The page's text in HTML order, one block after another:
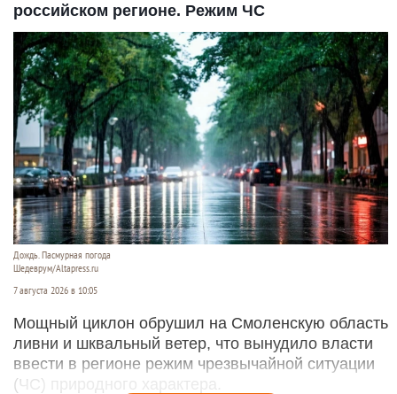
российском регионе. Режим ЧС
Дождь. Пасмурная погода
Шедеврум/Altapress.ru
7 августа 2026 в 10:05
Мощный циклон обрушил на Смоленскую область
ливни и шквальный ветер, что вынудило власти
ввести в регионе режим чрезвычайной ситуации
(ЧС) природного характера.